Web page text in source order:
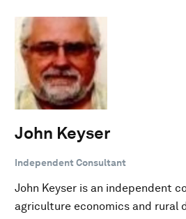
John Keyser
Independent Consultant
John Keyser is an independent
agriculture economics and rural